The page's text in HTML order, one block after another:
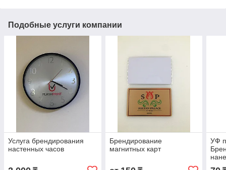
Подобные услуги компании
Услуга брендирования
настенных часов
Брендирование
магнитных карт
УФ